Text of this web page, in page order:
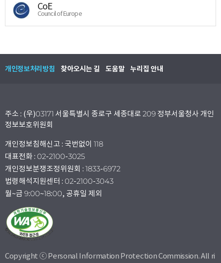
CoE
Council of Europe
개인정보처리방침 찾아오시는 길 도움말 누리집 안내
주소 : (우)03171 서울특별시 종로구 세종대로 209 정부서울청사 개인
정보보호위원회
개인정보침해신고 : 국번없이 118
대표전화 : 02-2100-3025
개인정보분쟁조정위원회 : 1833-6972
법령해석지원센터 : 02-2100-3043
월~금 9:00~18:00, 공휴일 제외
Copyright ⓒ Personal Information Protection Commission. All ri